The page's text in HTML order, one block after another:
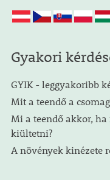
Gyakori
GYIK - leggyakoribb
Mit a teendő a
Mi a teendő akkor,
kiültetni?
A növények kinézete